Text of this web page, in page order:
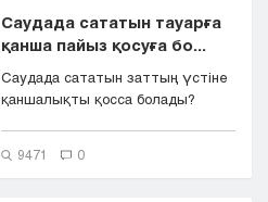
Саудада сататын тауарға
қанша пайыз қосуға бо...
Саудада сататын заттың үстіне
қаншалықты қосса болады?
9471 0